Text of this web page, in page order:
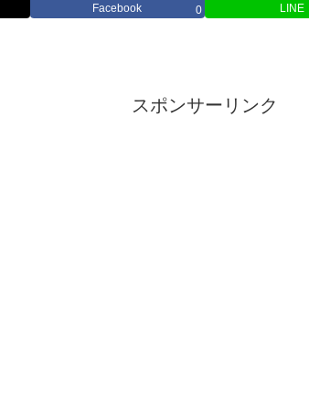
Facebook 0 LINE
スポンサーリンク